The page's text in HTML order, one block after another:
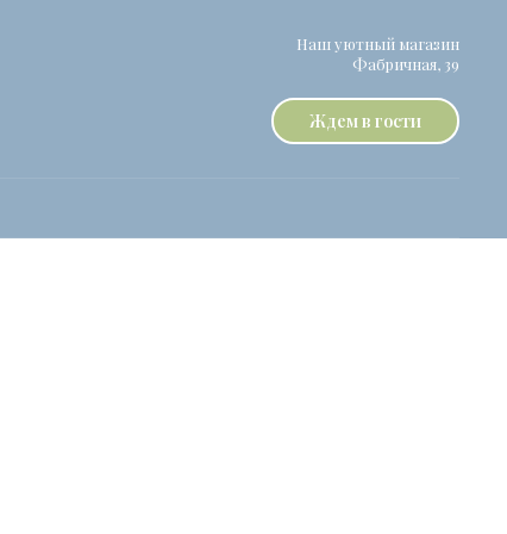
Наш уютный магазин
Фабричная, 39
Ждем в гости